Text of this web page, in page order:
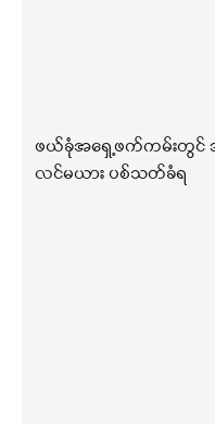
ဖယ်ခုံအရှေ့ဖက်ကမ်းတွ
လင်မယား ပစ်သတ်ခံရ